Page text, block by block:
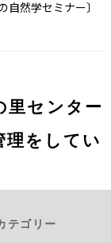
然学セミナー〕
里センター
理をしてい
テゴリー